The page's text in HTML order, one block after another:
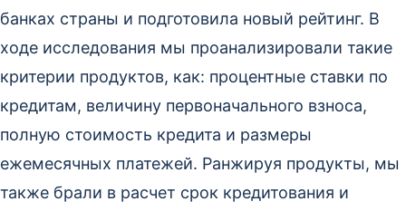
банках страны и подготовила новый рейтинг. В
ходе исследования мы проанализировали такие
критерии продуктов, как: процентные ставки по
кредитам, величину первоначального взноса,
полную стоимость кредита и размеры
ежемесячных платежей. Ранжируя продукты, мы
также брали в расчет срок кредитования и